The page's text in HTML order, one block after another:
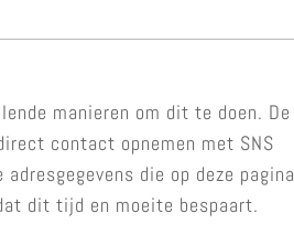
manieren om dit te doen. De
contact opnemen met SNS
die op deze pagina
dit tijd en moeite bespaart.